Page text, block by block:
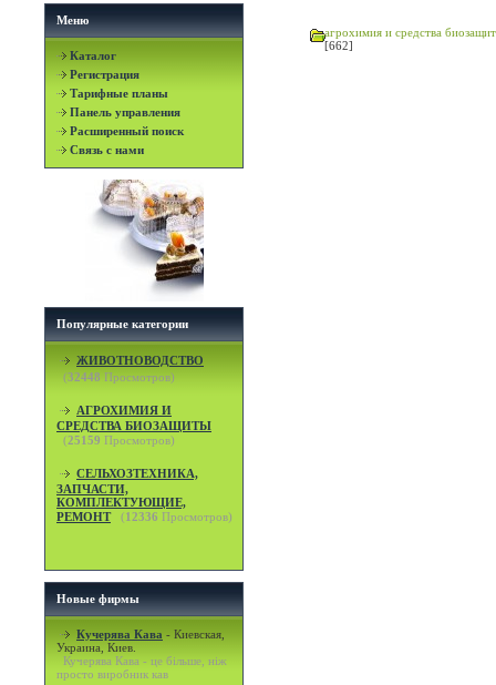
Меню
Каталог
Регистрация
Тарифные планы
Панель управления
Расширенный поиск
Связь с нами
Популярные категории
ЖИВОТНОВОДСТВО
(32448 Просмотров)
АГРОХИМИЯ И
СРЕДСТВА БИОЗАЩИТЫ
(25159 Просмотров)
СЕЛЬХОЗТЕХНИКА,
ЗАПЧАСТИ,
КОМПЛЕКТУЮЩИЕ,
РЕМОНТ
(12336 Просмотров)
Новые фирмы
Кучерява Кава - Киевская,
Украина, Киев.
Кучерява Кава - це більше, ніж
просто виробник кав
агрохимия и средства
[662]